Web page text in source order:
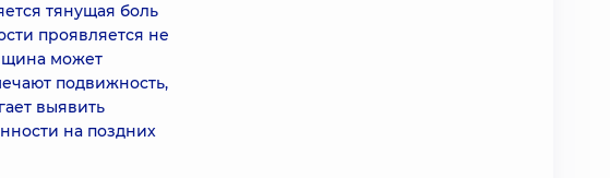
тянущая боль
проявляется не
может
подвижность,
выявить
на поздних